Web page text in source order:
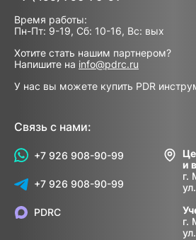
Время работы:
Пн-Пт: 9-19, Сб: 10-16, Вс: вых
Хотите стать нашим партнером?
Напишите на info@pdrc.ru
У нас вы можете купить PDR
Связь с нами:
+7 926 908-90-99
+7 926 908-90-99
и
г.
г.
PDRC